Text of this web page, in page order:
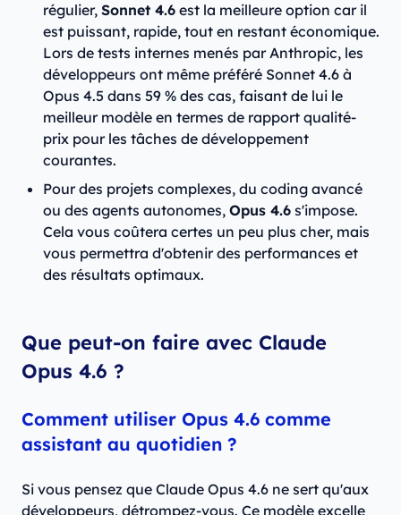
régulier, Sonnet 4.6 est la meilleure option car il
est puissant, rapide, tout en restant économique.
Lors de tests internes menés par Anthropic, les
développeurs ont même préféré Sonnet 4.6 à
Opus 4.5 dans 59 % des cas, faisant de lui le
meilleur modèle en termes de rapport qualité-
prix pour les tâches de développement
courantes.
Pour des projets complexes, du coding avancé
ou des agents autonomes, Opus 4.6 s'impose.
Cela vous coûtera certes un peu plus cher, mais
vous permettra d'obtenir des performances et
des résultats optimaux.
Que peut-on faire avec Claude
Opus 4.6 ?
Comment utiliser Opus 4.6 comme
assistant au quotidien ?
Si vous pensez que Claude Opus 4.6 ne sert qu'aux
développeurs, détrompez-vous. Ce modèle excelle